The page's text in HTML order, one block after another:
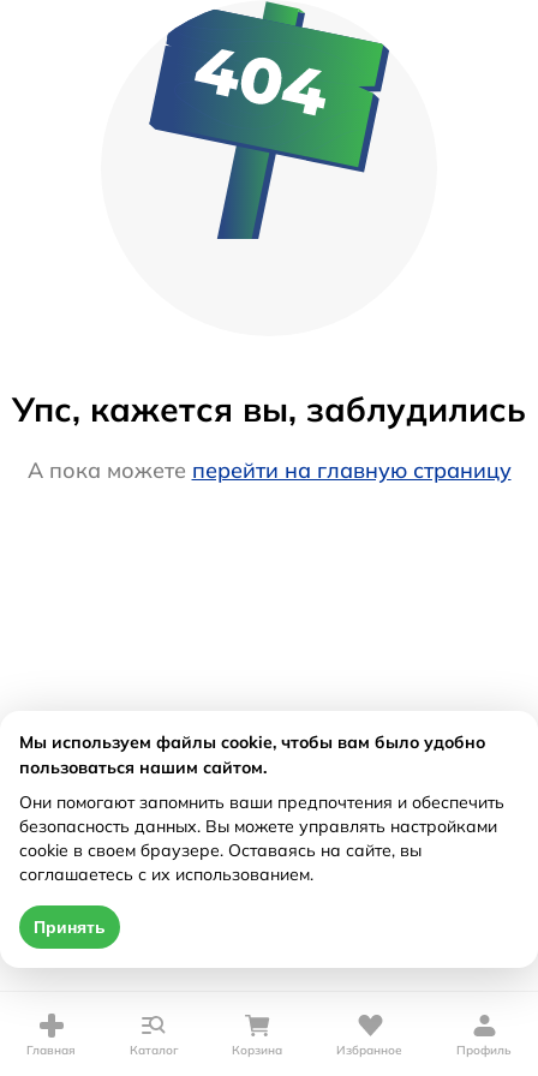
Упс, кажется вы, заблудились
А пока можете перейти на главную страницу
Главная Каталог Корзина Избранное Профиль
Мы используем файлы cookie, чтобы вам было удобно
пользоваться нашим сайтом.
Они помогают запомнить ваши предпочтения и обеспечить
безопасность данных. Вы можете управлять настройками
cookie в своем браузере. Оставаясь на сайте, вы
соглашаетесь с их использованием.
Принять